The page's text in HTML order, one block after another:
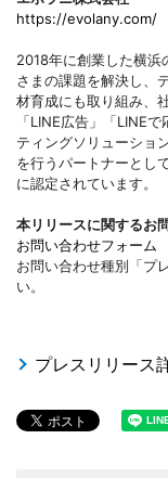
https://evolany.com/
2018年に創業した横
さまの課題を解決し、
材育成にも取り組み、
「LINE広告」「LINE
ティングソリューショ
を行うパートナーとし
に認定されています。
本リリースに関するお
お問い合わせフォーム
お問い合わせ種別「プ
い。
プレスリリース